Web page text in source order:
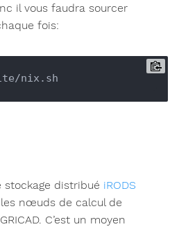
il vous faudra sourcer
fois:
stockage distribué iRODS
nœuds de calcul de
C’est un moyen